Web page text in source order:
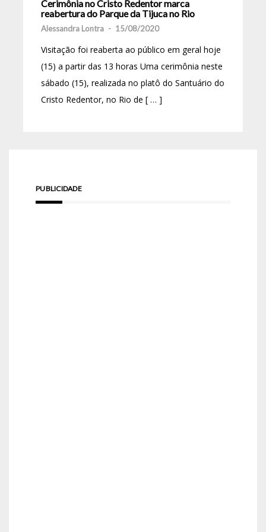
Cerimônia no Cristo Redentor marca
reabertura do Parque da Tijuca no Rio
Alessandra Lontra - 15/08/2020
Visitação foi reaberta ao público em geral hoje
(15) a partir das 13 horas Uma cerimônia neste
sábado (15), realizada no platô do Santuário do
Cristo Redentor, no Rio de [ … ]
PUBLICIDADE